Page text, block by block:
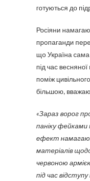
готуються до
Росіяни
пропаганди
що Україна сама
під час весняної
поміж
більшою,
«Зараз ворог
паніку
ефект
матеріалів
червоною
під час